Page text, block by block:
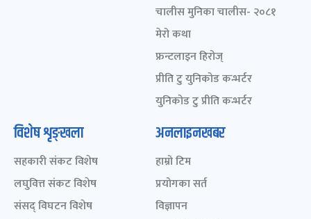
चालीस मुनिका चालीस- २०८१
मेरो कथा
फ्रन्टलाइन हिरोज्
प्रीति टु युनिकोड कन्भर्टर
युनिकोड टु प्रीति कन्भर्टर
विशेष शृङ्खला
सहकारी संकट विशेष
लघुवित्त संकट विशेष
संसद् विघटन विशेष
अनलाइनखबर
हाम्रो टिम
प्रयोगका सर्त
विज्ञापन